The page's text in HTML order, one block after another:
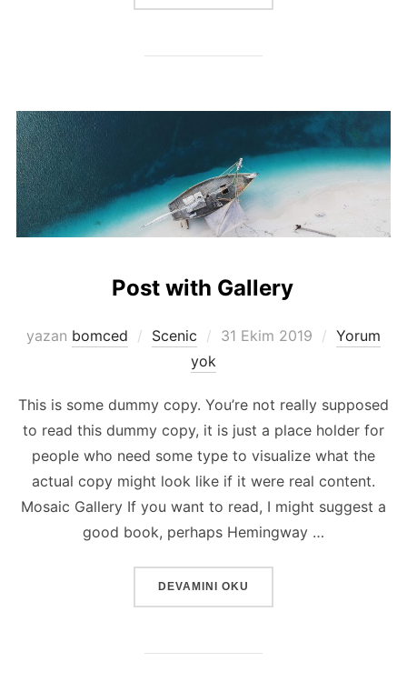
Post with Gallery
yazan bomced Scenic
Yayımlanma
31 Ekim 2019
Yorum
yok
This is some dummy copy. You’re not really supposed
to read this dummy copy, it is just a place holder for
people who need some type to visualize what the
actual copy might look like if it were real content.
Mosaic Gallery If you want to read, I might suggest a
good book, perhaps Hemingway …
“POST WITH GALLERY”
DEVAMINI OKU